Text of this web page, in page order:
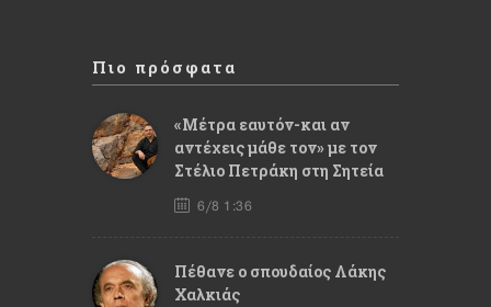
Πιο πρόσφατα
«Μέτρα εαυτόν-και αν
αντέχεις μάθε τον» με τον
Στέλιο Πετράκη στη Σητεία
6/8 1:36
Πέθανε ο σπουδαίος Λάκης
Χαλκιάς